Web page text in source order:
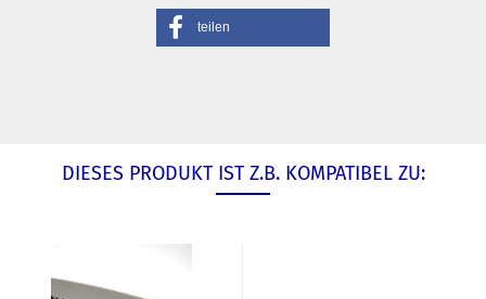
teilen
DIESES PRODUKT IST Z.B. KOMPATIBEL ZU: